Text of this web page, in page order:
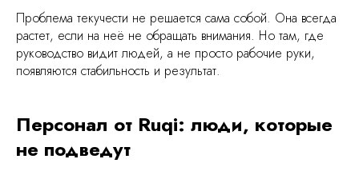
Проблема текучести не решается сама собой. Она всегда
растет, если на неё не обращать внимания. Но там, где
руководство видит людей, а не просто рабочие руки,
появляются стабильность и результат.
Персонал от Ruqi: люди, которые
не подведут
легко масштабировать под
и низкая текучка